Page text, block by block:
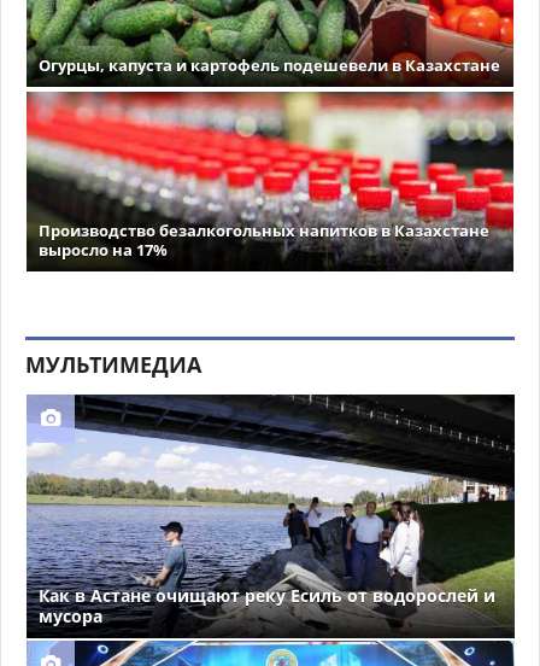
Огурцы, капуста и картофель подешевели в Казахстане
Производство безалкогольных напитков в Казахстане
выросло на 17%
МУЛЬТИМЕДИА
Как в Астане очищают реку Есиль от водорослей и
мусора